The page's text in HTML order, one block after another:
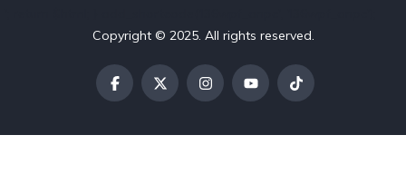
Copyright © 2025. All rights reserved.